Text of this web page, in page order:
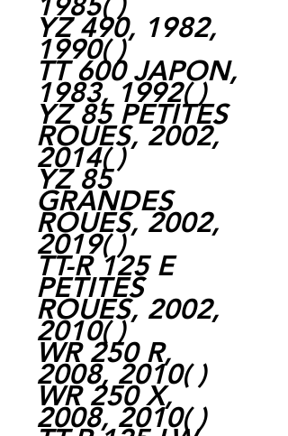
YZ 490, 1982,
1990( )
TT 600 JAPON,
1983, 1992( )
YZ 85 PETITES
ROUES, 2002,
2014( )
YZ 85
GRANDES
ROUES, 2002,
2019( )
TT-R 125 E
PETITES
ROUES, 2002,
2010( )
WR 250 R,
2008, 2010( )
WR 250 X,
2008, 2010( )